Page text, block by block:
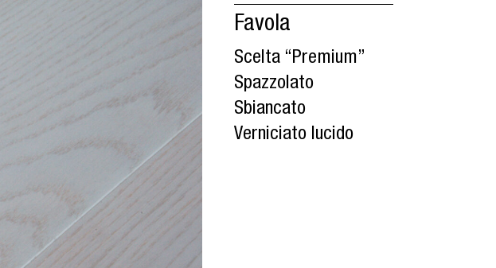
Favola
Scelta “Premium”
Spazzolato
Sbiancato
Verniciato lucido